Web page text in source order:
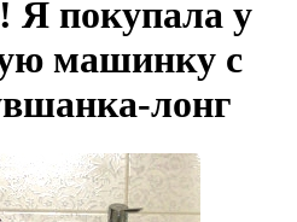
Я покупала у
машинку с
лонг